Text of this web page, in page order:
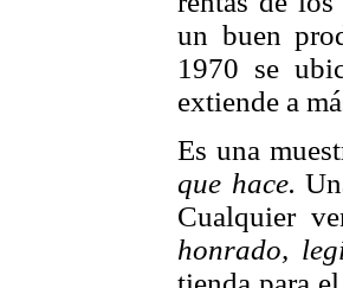
un buen
1970 se
extiende a
Es una
que hace.
Cualquier
honrado,